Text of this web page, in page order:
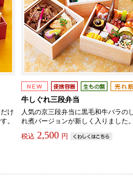
け
。
牛しぐれ三段弁当
人気の京三段弁当に黒毛和牛バラの
れ煮バージョンが新しく入りました。
税込 2,500 円